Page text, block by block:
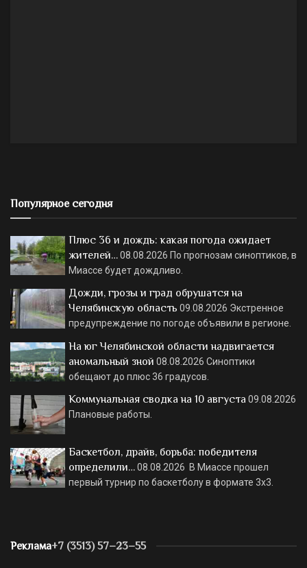
Популярное сегодня
Плюс 36 и дождь: какая погода ожидает
жителей…08.08.2026 По прогнозам синоптиков, в
Миассе будет дождливо.
Дожди, грозы и град обрушатся на
Челябинскую область 09.08.2026 Экстренное
предупреждение по погоде объявили в регионе.
На юг Челябинской области надвигается
аномальный зной 08.08.2026 Синоптики
обещают до плюс 36 градусов.
Коммунальная сводка на 10 августа 09.08.2026
Плановые работы.
Баскетбол, драйв, борьба: победителя
определили…08.08.2026 В Миассе прошел
первый турнир по баскетболу в формате 3х3.
Реклама+7 (3513) 57–23–55